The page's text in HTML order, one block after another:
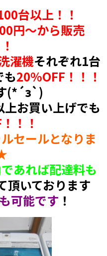
台以上！！
円～から販売
濯機それぞれ1台
も20%OFF！！！
(*´з`)
お買い上げでも
！！
セールとなりま
あれば配達料も
頂いております
可能です ！